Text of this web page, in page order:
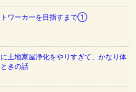
トワーカーを目指すまで①
土地家屋浄化をやりすぎて、かなり体
きの話